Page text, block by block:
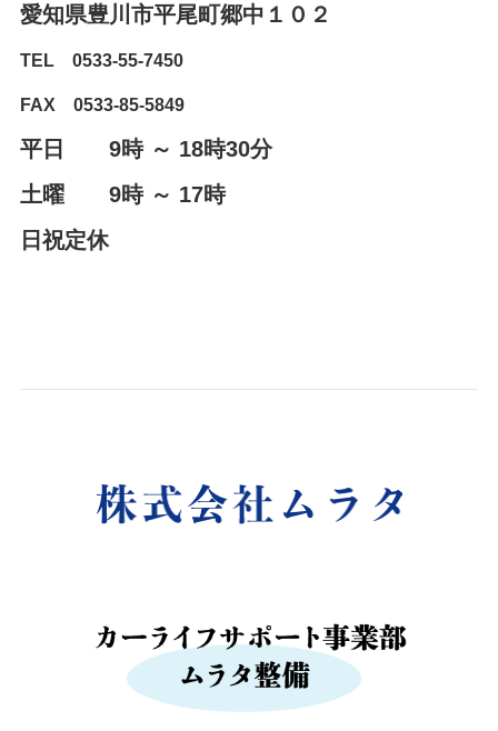
愛知県豊川市平尾町郷中１０２⁨⁩
TEL 0533-55-7450
FAX 0533-85-5849
平日 9時 ～ 18時30分
土曜 9時 ～ 17時
日祝定休